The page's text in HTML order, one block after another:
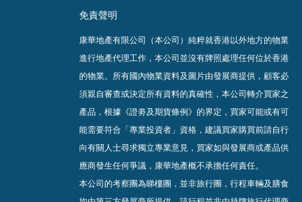
免責聲明
康華地產有限公司（本公司）純粹就香港以外地方的物業
進行地產代理工作，本公司並沒有牌照處理任何位於香港
的物業。 所有國內物業資料及圖片由發展商提供，顧客必
須親自審查或決定所有資料的真確性 ， 本公司轉介買家之
產品，根據《證劵及期貨條例》的界定，買家可能或有可
能需要符合「專業投資者」資格，建議買家購買前請自行
向有關人士尋求獨立專業意見，買家如與發展商或產品供
應商發生任何爭議，康華地產概不承擔任何責任。
本公司的考察團為睇樓團，並非旅行團，行程車輛及膳食